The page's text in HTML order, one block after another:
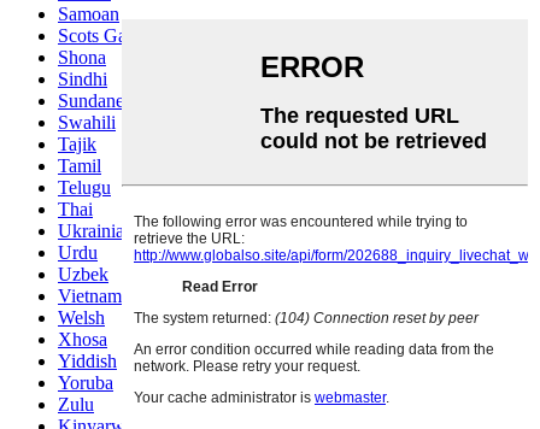
Samoan
Scots Gaelic
Shona
Sindhi
Sundanese
Swahili
Tajik
Tamil
Telugu
Thai
Ukrainian
Urdu
Uzbek
Vietnamese
Welsh
Xhosa
Yiddish
Yoruba
Zulu